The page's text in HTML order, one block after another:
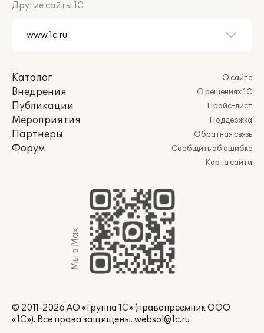
Другие сайты 1С
Каталог
Внедрения
Публикации
Мероприятия
Партнеры
Форум
О сайте
О решениях 1С
Прайс-лист
Поддержка
Обратная связь
Сообщить об ошибке
Карта сайта
Мы в Max
© 2011-2026 АО «Группа 1С» (правопреемник ООО
«1С»). Все права защищены. websol@1c.ru